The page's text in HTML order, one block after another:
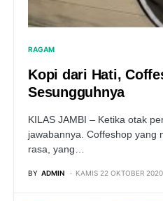
RAGAM
Kopi dari Hati,
Sesungguhnya
KILAS JAMBI – Ketika otak
jawabannya. Coffeshop yang
rasa, yang…
BY ADMIN KAMIS 22 OKTOBER 2020